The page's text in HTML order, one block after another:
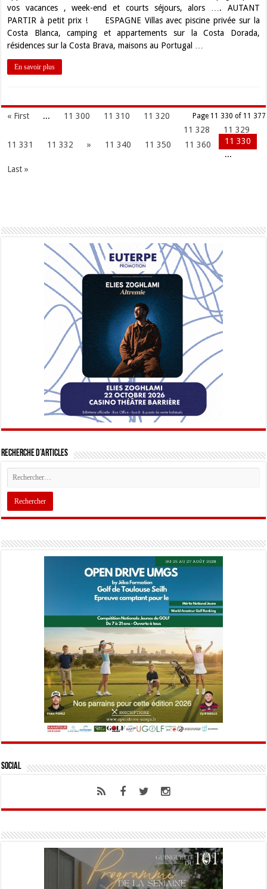
vos vacances , week-end et courts séjours, alors …. AUTANT
PARTIR à petit prix ! ESPAGNE Villas avec piscine privée sur la
Costa Blanca, camping et appartements sur la Costa Dorada,
résidences sur la Costa Brava, maisons au Portugal …
En savoir plus
Page 11 330 of 11 377
« First ... 11 300 11 310
11 320
11 328
11 329
11 330
11 331 11 332 » 11 340 11 350
11 360
...
Last »
Recherche d’articles
Social